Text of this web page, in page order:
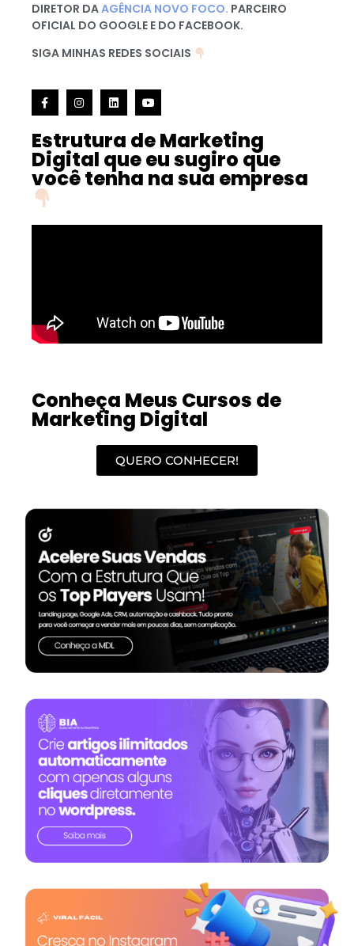
DIRETOR DAAGÊNCIA NOVO FOCO. PARCEIRO
OFICIAL DO GOOGLE E DO FACEBOOK.
SIGA MINHAS REDES SOCIAIS
Estrutura de Marketing
Digital que eu sugiro que
você tenha na sua empresa
Conheça Meus Cursos de
Marketing Digital
QUERO CONHECER!